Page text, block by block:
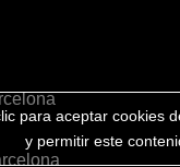
para aceptar cookies
y permitir este